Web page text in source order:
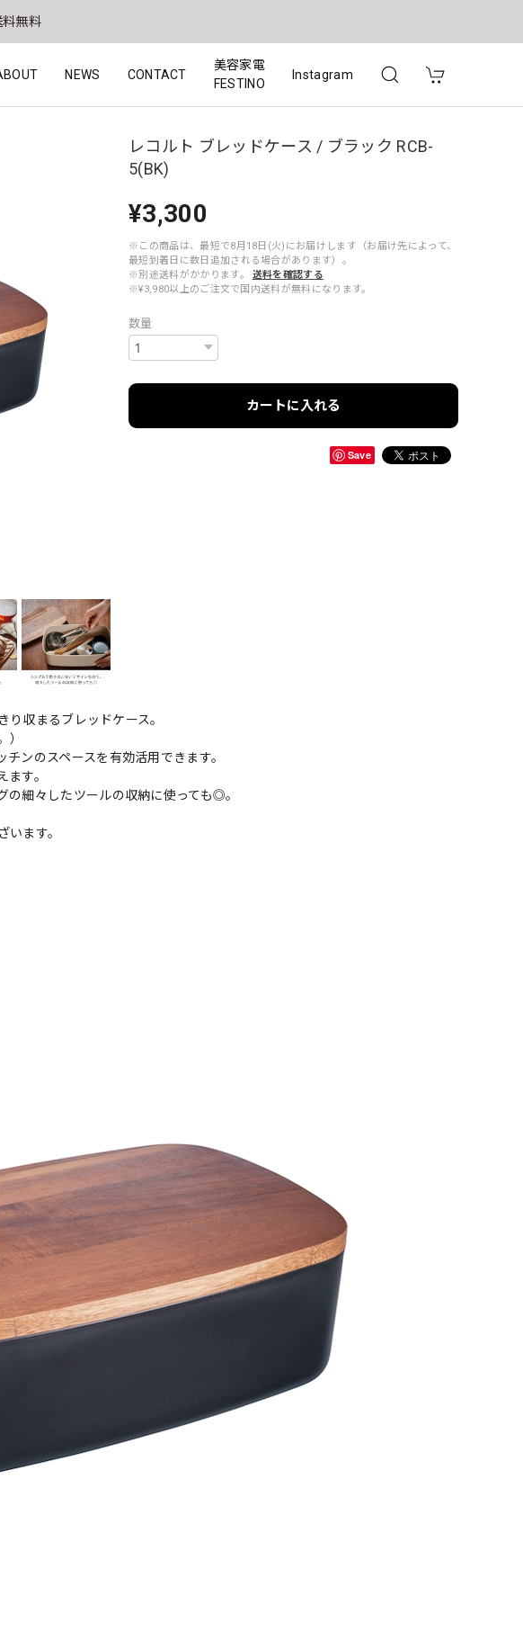
無料
NEWS CONTACT
美容家電
FESTINO
Instagram
レコルト ブレッドケース / ブラック RCB-
5(BK)
¥3,300
※この商品は、最短で8月18日(火)にお届けします（お届け先によって、
最短到着日に数日追加される場合があります）。
※別途送料がかかります。
送料を確認する
※¥3,980以上のご注文で国内送料が無料になります。
数量
カートに入れる
Save
り収まるブレッドケース。
）
ンのスペースを有効活用できます。
す。
の細々したツールの収納に使っても◎。
ます。